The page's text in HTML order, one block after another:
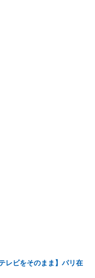
レビをそのまま】パリ在